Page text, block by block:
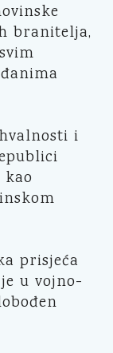
branitelja,
i
prisjeća
je u vojno-